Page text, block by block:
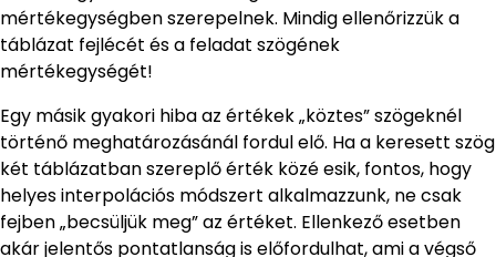
mértékegységben szerepelnek. Mindig ellenőrizzük a
táblázat fejlécét és a feladat szögének
mértékegységét!
Egy másik gyakori hiba az értékek „köztes” szögeknél
történő meghatározásánál fordul elő. Ha a keresett szög
két táblázatban szereplő érték közé esik, fontos, hogy
helyes interpolációs módszert alkalmazzunk, ne csak
fejben „becsüljük meg” az értéket. Ellenkező esetben
akár jelentős pontatlanság is előfordulhat, ami a végső